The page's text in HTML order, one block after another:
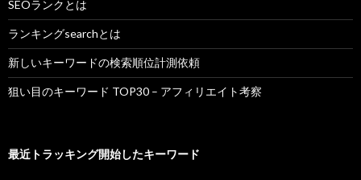
SEOランクとは
ランキングsearchとは
新しいキーワードの検索順位計測依頼
狙い目のキーワード TOP30 – アフィリエイト考察
最近トラッキング開始したキーワード